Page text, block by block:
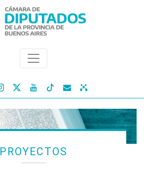
  
PROYECTOS